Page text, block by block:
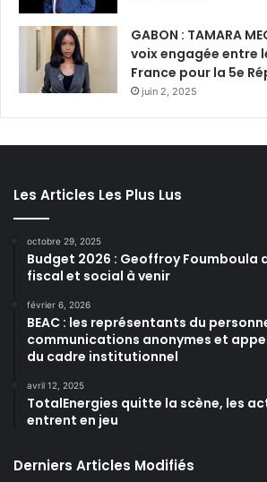
GABON : TAMARA
voix engagée entre
France pour la 5e
juin 2, 2025
Les Articles Les Plus Lus
octobre 29, 2025
Budget 2026 : Geoffroy Foumboula
fiscal et social à venir
février 6, 2026
BEAC : les représentants du
communications anonymes et
du cadre institutionnel
avril 12, 2025
TotalEnergies quitte la scène, les
entrent en jeu
Derniers Articles Modifiés